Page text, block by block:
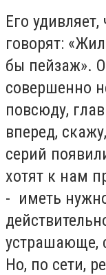
Его
говорят:
бы пейзаж».
совершенно
повсюду,
вперед,
серий
хотят к нам
- иметь
устрашающе,
Но, по сети,